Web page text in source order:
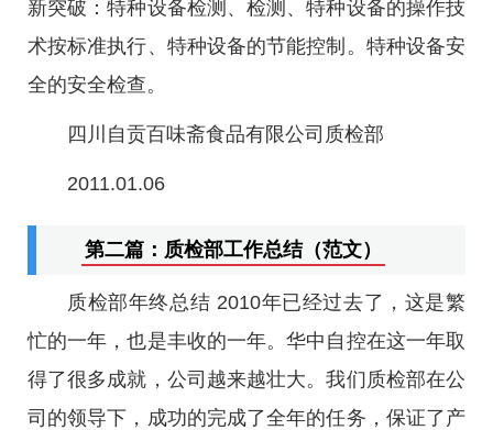
新突破：特种设备检测、检测、特种设备的操作技
术按标准执行、特种设备的节能控制。特种设备安
全的安全检查。
四川自贡百味斋食品有限公司质检部
2011.01.06
第二篇：质检部工作总结（范文）
质检部年终总结 2010年已经过去了，这是繁
忙的一年，也是丰收的一年。华中自控在这一年取
得了很多成就，公司越来越壮大。我们质检部在公
司的领导下，成功的完成了全年的任务，保证了产